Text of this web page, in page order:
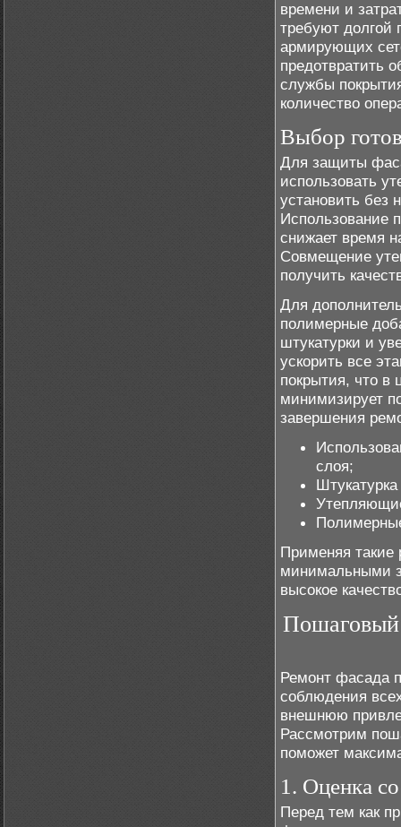
времени и
требуют долгой
армирующих
предотвратить
службы
количество
Выбор
Для защиты
использовать
установить без
Использование
снижает время
Совмещение
получить
Для
полимерные
штукатурки и
ускорить все
покрытия, что в
минимизирует
завершения
слоя;
Применяя
минимальными
высокое
Пошаговый
Ремонт фасада
соблюдения
внешнюю
Рассмотрим
поможет
1. Оценка
Перед тем как